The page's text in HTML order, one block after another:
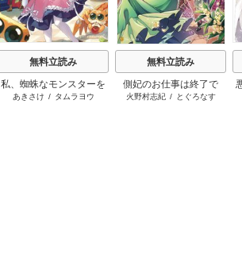
無料立読み
私、蜘蛛なモンスターを
テイムしたので、スパイ
あきさけ / タムラヨウ
無料立読み
側妃のお仕事は終了で
す。
火野村志紀 / とぐろなす